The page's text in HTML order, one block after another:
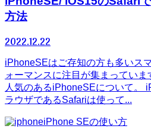
方法
2022.12.22
iPhoneSEはご存知の方も多いス
ォーマンスに注目が集まってい
人気のあるiPhoneSEについて。
ラウザであるSafariは使って...
iPhone SEの使い方